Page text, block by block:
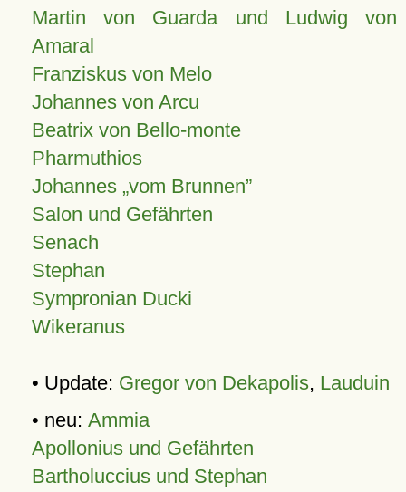
Martin von Guarda und Ludwig von
Amaral
Franziskus von Melo
Johannes von Arcu
Beatrix von Bello-monte
Pharmuthios
Johannes vom Brunnen
Salon und Gefährten
Senach
Stephan
Sympronian Ducki
Wikeranus
• Update: Gregor von Dekapolis, Lauduin
• neu: Ammia
Apollonius und Gefährten
Bartholuccius und Stephan